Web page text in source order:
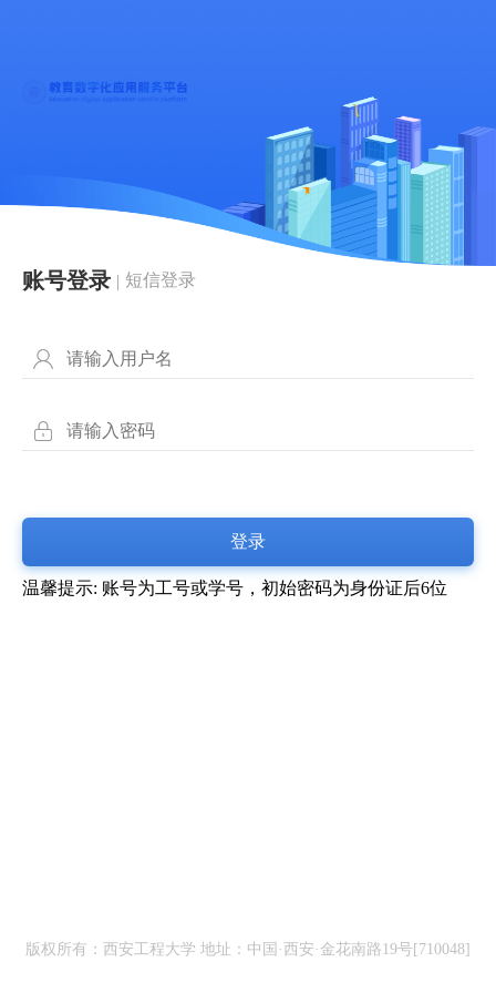
账号登录 | 短信登录
登录
温馨提示: 账号为工号或学号，初始密码为身份证后6位
版权所有：西安工程大学 地址：中国·西安·金花南路19号[710048]